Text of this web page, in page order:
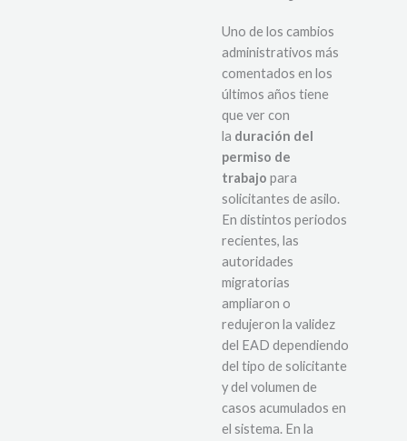
Uno de los cambios
administrativos más
comentados en los
últimos años tiene
que ver con
la duración del
permiso de
trabajo para
solicitantes de asilo.
En distintos periodos
recientes, las
autoridades
migratorias
ampliaron o
redujeron la validez
del EAD dependiendo
del tipo de solicitante
y del volumen de
casos acumulados en
el sistema. En la